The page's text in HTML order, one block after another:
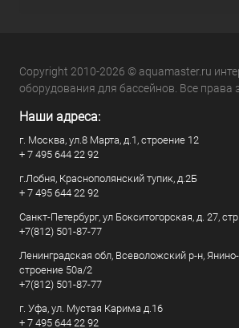
Copyright 2010-2026 © aquamaster.ru
оборудования для бассейнов. Все права
Наши адреса:
г. Москва, ул.8 Марта, д.1, строение 12
+ 7 495 644 22 92
г.Лобня, Краснополянский тупик, д.2Б
+ 7 495 644 22 92
Санкт-Петербург, ул Бокситогорская, д. 27,
+7(812) 501-87-77
Ленинградская обл, Всеволожский р-н,
строение 50а/2
+7(812) 501-87-77
г. Уфа, ул. Мустая Карима д.16
+ 7 495 644 22 92